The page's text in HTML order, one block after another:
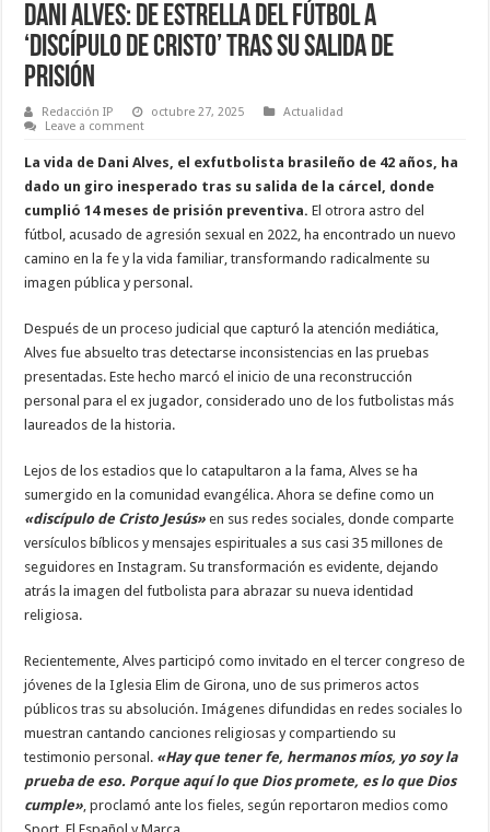
Dani Alves: De Estrella del Fútbol a
‘Discípulo de Cristo’ Tras su Salida de
Prisión
Redacción IP octubre 27, 2025
Actualidad
Leave a comment
La vida de Dani Alves, el exfutbolista brasileño de 42 años, ha
dado un giro inesperado tras su salida de la cárcel, donde
cumplió 14 meses de prisión preventiva.El otrora astro del
fútbol, acusado de agresión sexual en 2022, ha encontrado un nuevo
camino en la fe y la vida familiar, transformando radicalmente su
imagen pública y personal.
Después de un proceso judicial que capturó la atención mediática,
Alves fue absuelto tras detectarse inconsistencias en las pruebas
presentadas. Este hecho marcó el inicio de una reconstrucción
personal para el ex jugador, considerado uno de los futbolistas más
laureados de la historia.
Lejos de los estadios que lo catapultaron a la fama, Alves se ha
sumergido en la comunidad evangélica. Ahora se define como un
«discípulo de Cristo Jesús»en sus redes sociales, donde comparte
versículos bíblicos y mensajes espirituales a sus casi 35 millones de
seguidores en Instagram. Su transformación es evidente, dejando
atrás la imagen del futbolista para abrazar su nueva identidad
religiosa.
Recientemente, Alves participó como invitado en el tercer congreso de
jóvenes de la Iglesia Elim de Girona, uno de sus primeros actos
públicos tras su absolución. Imágenes difundidas en redes sociales lo
muestran cantando canciones religiosas y compartiendo su
testimonio personal. «Hay que tener fe, hermanos míos, yo soy la
prueba de eso. Porque aquí lo que Dios promete, es lo que Dios
cumple» , proclamó ante los fieles, según reportaron medios como